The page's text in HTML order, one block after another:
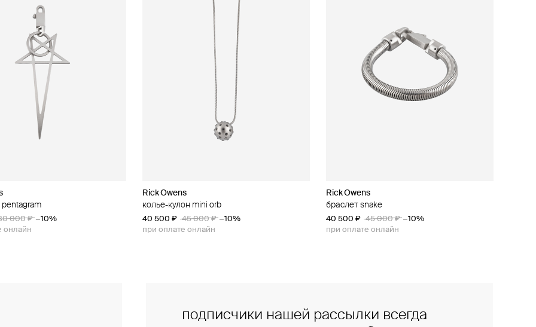
000 ₽ −10%
онлайн
Rick Owens
колье-кулон mini orb
40 500 ₽ 45 000 ₽ −10%
при оплате онлайн
Rick Owens
браслет snake
40 500 ₽ 45 000 ₽ −10%
при оплате онлайн
для зажигалки
000 ₽ −10%
онлайн
Rick Owens
кафф orb
29 600 ₽ 37 000 ₽ −20%
при оплате онлайн
подписчики нашей рассылки всегда